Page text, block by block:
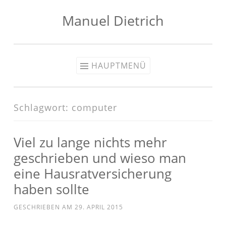
Manuel Dietrich
HAUPTMENÜ
Schlagwort: computer
Viel zu lange nichts mehr
geschrieben und wieso man
eine Hausratversicherung
haben sollte
GESCHRIEBEN AM 29. APRIL 2015